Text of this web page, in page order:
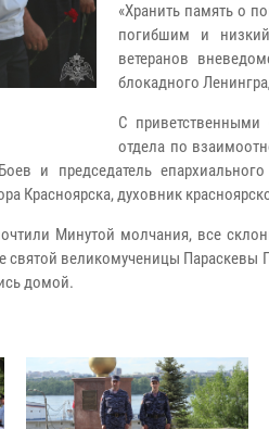
«Хранить память о
погибшим и
ветеранов
блокадного
С приветственными
отдела по
и председатель
Красноярска, духовник
Минутой молчания, все
святой великомученицы
домой.